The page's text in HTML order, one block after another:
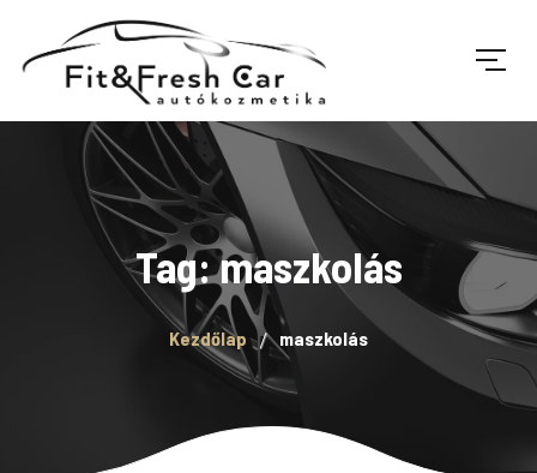
Tag: maszkolás
Kezdőlap maszkolás